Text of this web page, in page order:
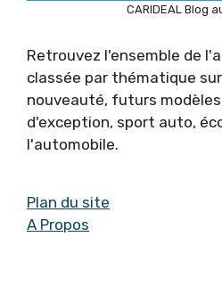
CARIDEAL Blog
Retrouvez l'ensemble de
classée par thématique
nouveauté, futurs
d'exception, sport auto,
l'automobile.
Plan du site
A Propos